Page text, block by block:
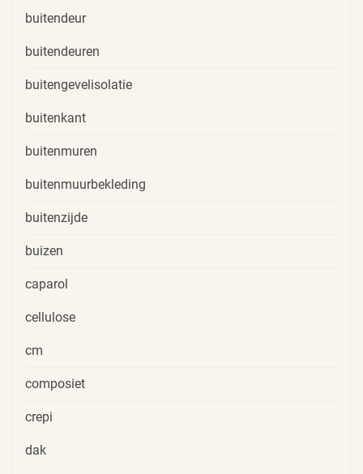
buitendeur
buitendeuren
buitengevelisolatie
buitenkant
buitenmuren
buitenmuurbekleding
buitenzijde
buizen
caparol
cellulose
cm
composiet
crepi
dak